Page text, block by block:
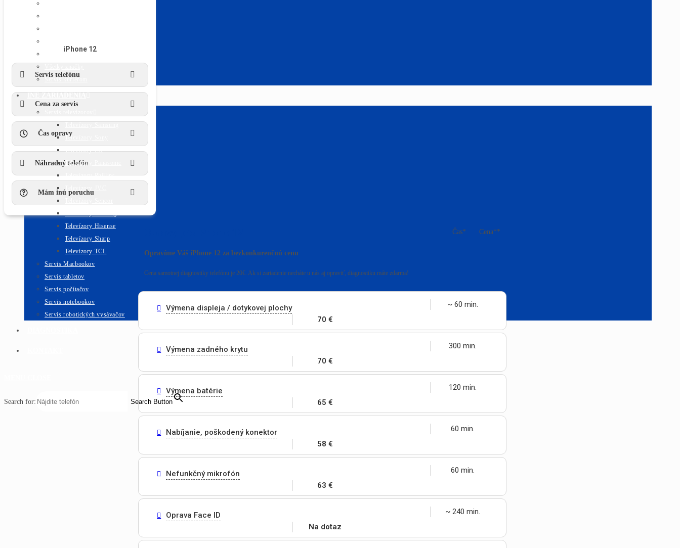
Televízory Sony
Televízory LG
Televízory Panasonic
Televízory Phillips
Televízory JVC
Televízory Hisense
Televízory Sharp
Televízory TCL
Servis Macbookov
Servis tabletov
Servis počítačov
Servis notebookov
Servis robotických vysávačov
Search for: Search Button
iPhone 12
Servis telefónu
Cena za servis
Čas opravy
Náhradný telefón
Mám inú poruchu
Opravíme Váš iPhone 12 za bezkonkurenčnú cenu
Cena samotnej diagnostiky telefónu je 20€. Ak si zariadenie necháte u nás aj opraviť, diagnostiku máte zdarma!
Čas* Cena**
Výmena displeja / dotykovej plochy
~ 60 min.
70 €
Výmena zadného krytu
300 min.
70 €
Výmena batérie
120 min.
65 €
Nabíjanie, poškodený konektor
60 min.
58 €
Nefunkčný mikrofón
60 min.
63 €
Oprava Face ID
~ 240 min.
Na dotaz